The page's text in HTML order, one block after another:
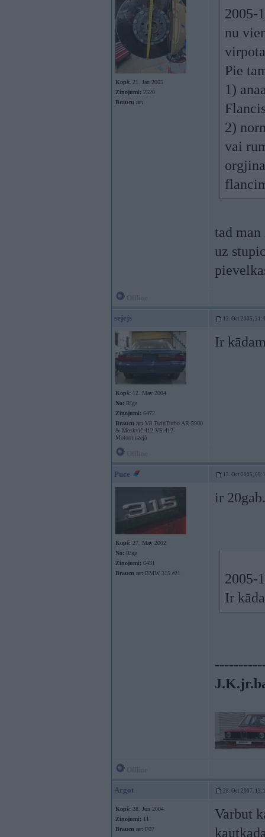
Kopš: 21. Jan 2005
Ziņojumi: 2520
Braucu ar:
2005-
nu
Pie
1)
2)
vai
tad
uz
sejejs 12. Oct 2005,
Kopš: 12. May 2004
No: Rīga
Ziņojumi: 6472
Braucu ar: V8 TwinTurbo AR-5900
& Moskvič 412 VS-412
Motormuzejā
Ir
Puce 13. Oct 2005,
Kopš: 27. May 2002
No: Rīga
Ziņojumi: 6431
Braucu ar: BMW 315 e21
ir
2005-
Ir
Argot 28. Oct 2007,
Kopš: 28. Jun 2004
Ziņojumi: 11
Braucu ar: F07
Varbut